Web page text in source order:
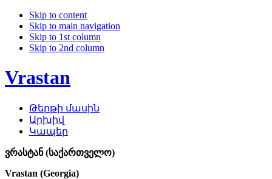
Skip to content
Skip to main navigation
Skip to 1st column
Skip to 2nd column
Vrastan
Թերթի մասին
Արխիվ
Կապեր
ვრასტან (საქართველო)
Vrastan (Georgia)